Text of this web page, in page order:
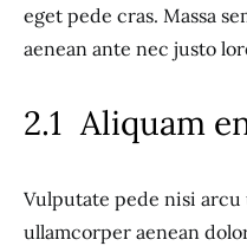
eget pede cras. Massa
aenean ante nec justo
Aliquam
Vulputate pede nisi
ullamcorper aenean